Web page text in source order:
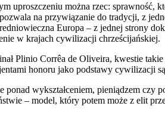
uproszczeniu można rzec: sprawność,
na przywiązanie do tradycji, z
Europa – z jednej strony
w krajach cywilizacji chrześcijańskiej.
Plinio Corrêa de Oliveira, kwestie
honoru jako podstawy cywilizacji
ponad wykształceniem, pieniądzem
– model, który potem może z elit